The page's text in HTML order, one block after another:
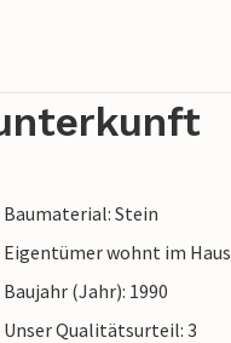
Baumaterial: Stein
Eigentümer wohnt im Haus
Baujahr (Jahr): 1990
Unser Qualitätsurteil: 3